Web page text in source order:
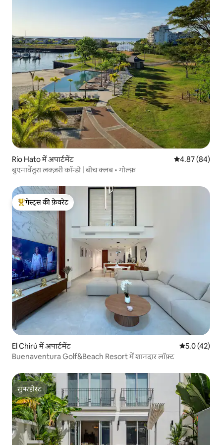
Río Hato में अपार्टमेंट औसत रेटिंग 5 में
4.87 (84)
बुएनावेंतुरा लक्ज़री कॉन्डो | बीच क्लब • गोल्फ़
गेस्ट्स का टॉप फ़ेवरेट
गेस्ट्स की फ़ेवरेट
El Chirú में अपार्टमेंट औसत रेटिंग 5
5.0 (42)
Buenaventura Golf&Beach Resort में शानदार लॉफ़्ट
सुपरहोस्ट
सुपरहोस्ट